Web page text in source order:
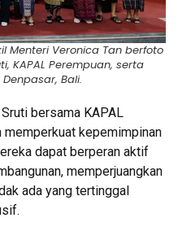
Menteri Veronica Tan berfoto
KAPAL Perempuan, serta
Bali.
bersama KAPAL
kepemimpinan
dapat berperan aktif
memperjuangkan
ada yang tertinggal